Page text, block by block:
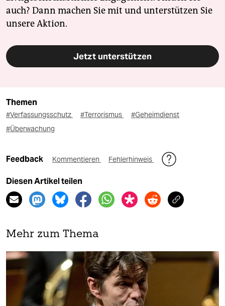
auch? Dann machen Sie mit und unterstützen Sie
unsere Aktion.
Jetzt unterstützen
Themen
#Verfassungsschutz #Terrorismus
#Geheimdienst
#Überwachung
Feedback Kommentieren Fehlerhinweis
Diesen Artikel teilen
Mehr zum Thema